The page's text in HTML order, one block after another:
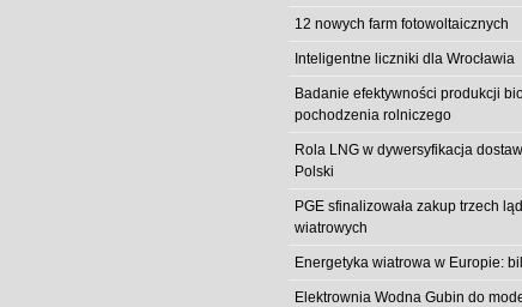
12 nowych farm fotowoltaicznych
Inteligentne liczniki dla Wrocławia
Badanie efektywności produkcji
pochodzenia rolniczego
Rola LNG w dywersyfikacja
Polski
PGE sfinalizowała zakup trzech
wiatrowych
Energetyka wiatrowa w Europie:
Elektrownia Wodna Gubin do